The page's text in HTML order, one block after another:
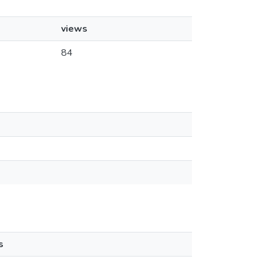
views
84